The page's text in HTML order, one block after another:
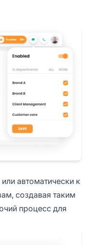
автоматически к
создавая таким
процесс для